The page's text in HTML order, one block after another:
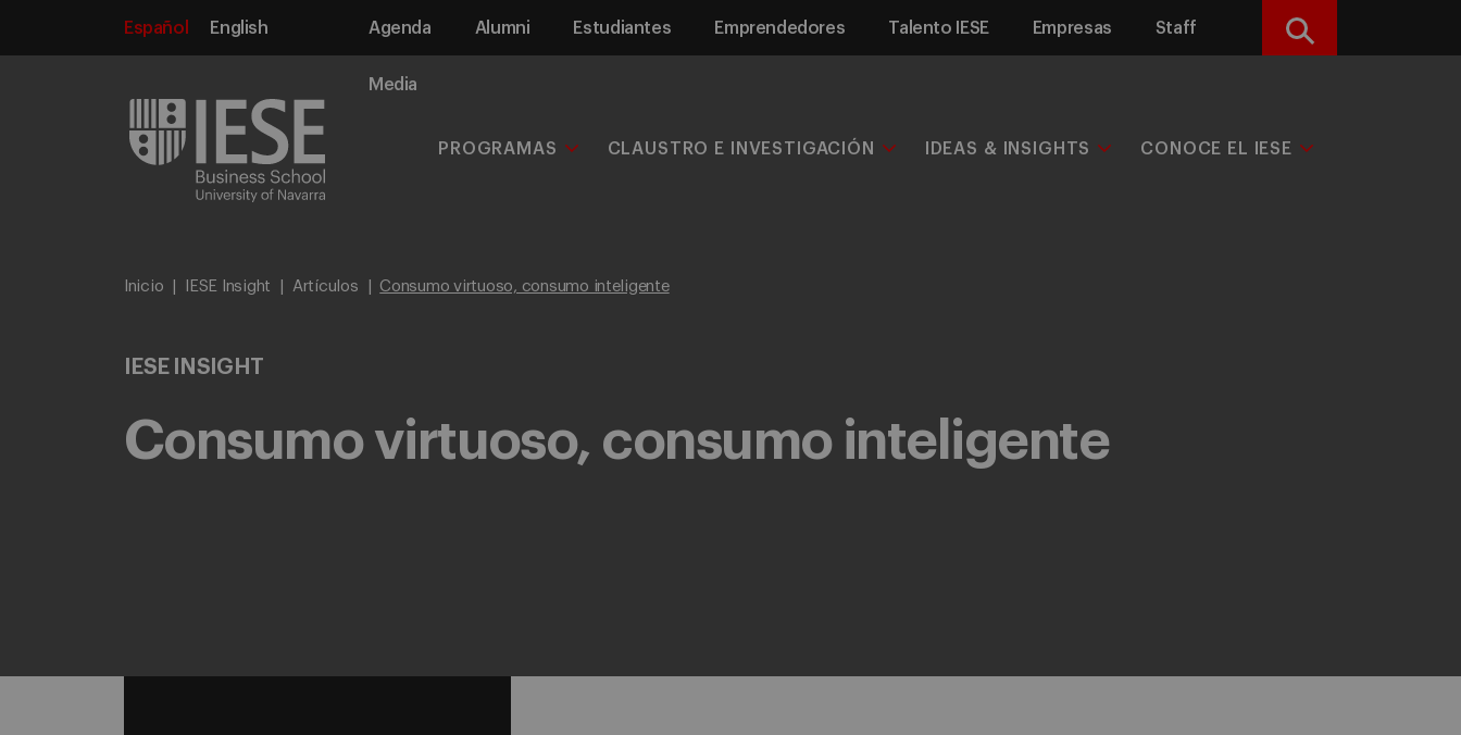
Español English Agenda Alumni Estudiantes Emprendedores Talento IESE Empresas Staff
Media
Buscar
PROGRAMAS CLAUSTRO E INVESTIGACIÓN IDEAS & INSIGHTS CONOCE EL IESE
Inicio IESE Insight Artículos Consumo virtuoso, consumo inteligente
IESE INSIGHT
Consumo virtuoso, consumo inteligente